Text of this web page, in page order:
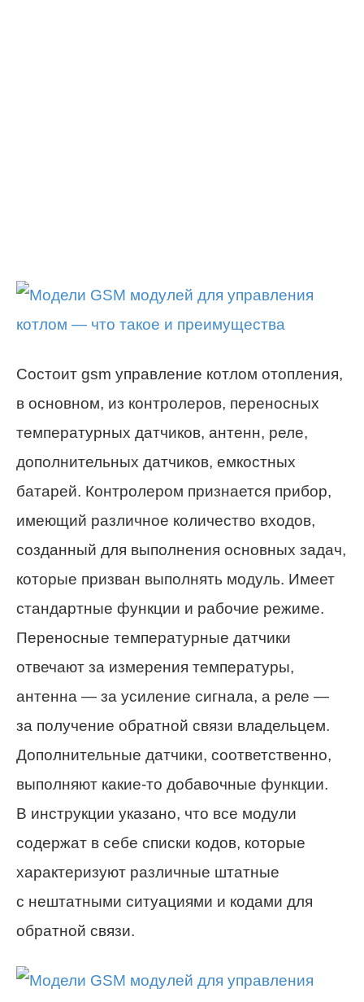
Состоит gsm управление котлом отопления,
в основном, из контролеров, переносных
температурных датчиков, антенн, реле,
дополнительных датчиков, емкостных
батарей. Контролером признается прибор,
имеющий различное количество входов,
созданный для выполнения основных задач,
которые призван выполнять модуль. Имеет
стандартные функции и рабочие режиме.
Переносные температурные датчики
отвечают за измерения температуры,
антенна — за усиление сигнала, а реле —
за получение обратной связи владельцем.
Дополнительные датчики, соответственно,
выполняют какие-то добавочные функции.
В инструкции указано, что все модули
содержат в себе списки кодов, которые
характеризуют различные штатные
с нештатными ситуациями и кодами для
обратной связи.